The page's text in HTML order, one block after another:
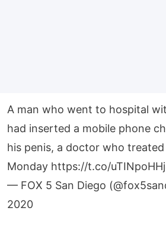
A man who went to hospital
had inserted a mobile phone
his penis, a doctor who
Monday https://t.co/
— FOX 5 San Diego
2020